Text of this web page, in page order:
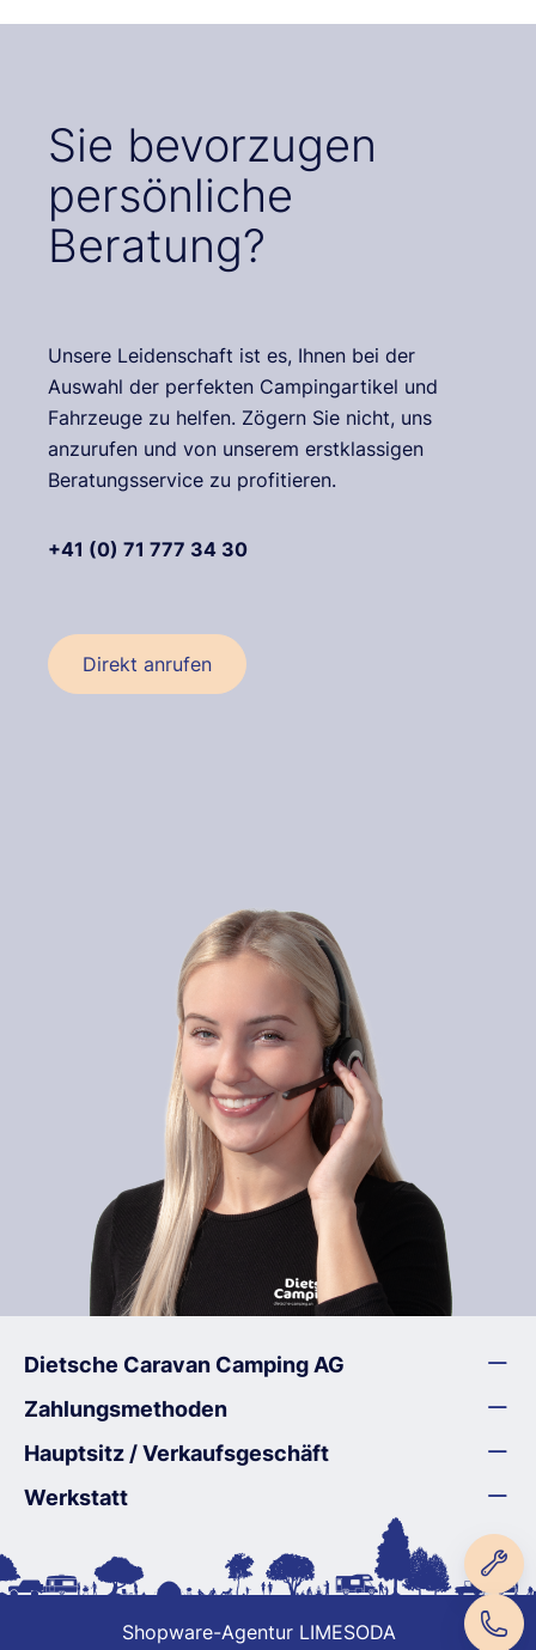
Sie bevorzugen
persönliche
Beratung?
Unsere Leidenschaft ist es, Ihnen bei der
Auswahl der perfekten Campingartikel und
Fahrzeuge zu helfen. Zögern Sie nicht, uns
anzurufen und von unserem erstklassigen
Beratungsservice zu profitieren.
+41 (0) 71 777 34 30
Direkt anrufen
Dietsche Caravan Camping AG
Zahlungsmethoden
Hauptsitz / Verkaufsgeschäft
Werkstatt
Shopware-Agentur LIMESODA